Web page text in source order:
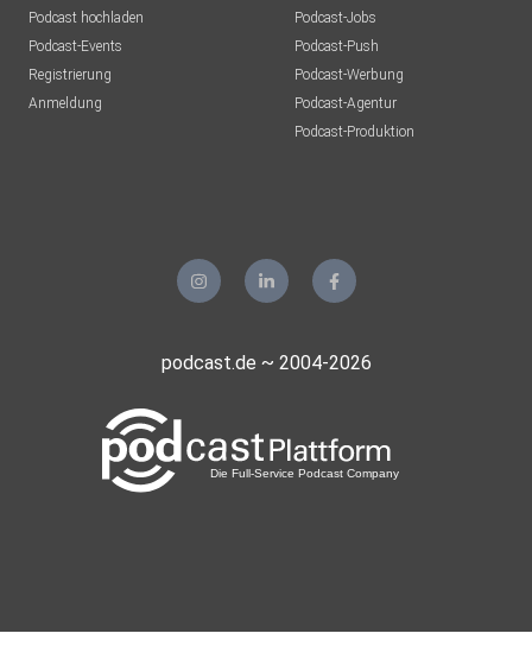
Podcast hochladen
Podcast-Events
Registrierung
Anmeldung
Podcast-Jobs
Podcast-Push
Podcast-Werbung
Podcast-Agentur
Podcast-Produktion
podcast.de ~ 2004-2026